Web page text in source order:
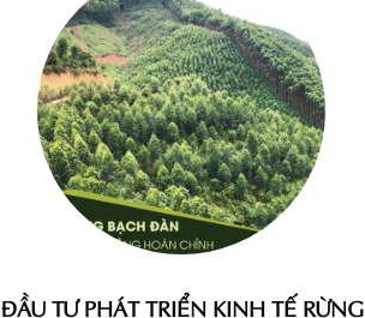
ĐẦU TƯ PHÁT TRIỂN KINH TẾ RỪNG